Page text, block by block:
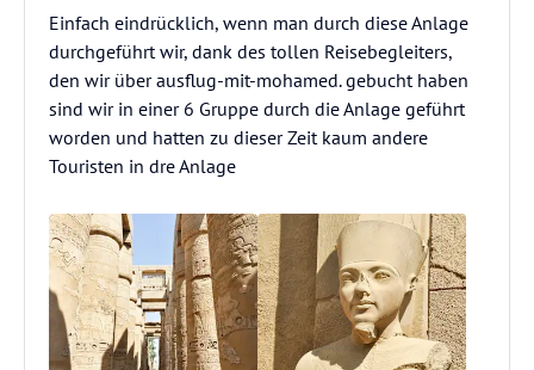
Einfach eindrücklich, wenn man durch diese Anlage
durchgeführt wir, dank des tollen Reisebegleiters,
den wir über ausflug-mit-mohamed. gebucht haben
sind wir in einer 6 Gruppe durch die Anlage geführt
worden und hatten zu dieser Zeit kaum andere
Touristen in dre Anlage